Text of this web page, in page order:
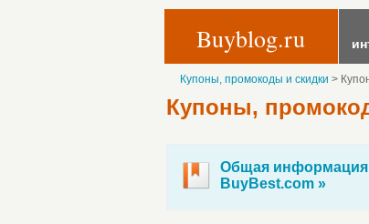
Buyblog.ru
Купоны, промокоды и скидки >
Купоны,
Общая информация
BuyBest.com »